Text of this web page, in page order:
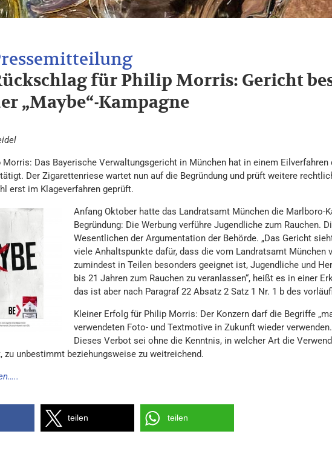
für Philip Morris: Gericht
„Maybe“-Kampagne
Das Bayerische Verwaltungsgericht in München hat in einem Eilverfahren
Der Zigarettenriese wartet nun auf die Begründung und prüft weitere
erst im Klageverfahren geprüft.
Anfang Oktober hatte das Landratsamt München die Marlboro-
Begründung: Die Werbung verführe Jugendliche zum Rauchen.
Wesentlichen der Argumentation der Behörde. „Das Gericht
viele Anhaltspunkte dafür, dass die vom Landratsamt München
zumindest in Teilen besonders geeignet ist, Jugendliche und
bis 21 Jahren zum Rauchen zu veranlassen“, heißt es in einer
das ist aber nach Paragraf 22 Absatz 2 Satz 1 Nr. 1 b des
Kleiner Erfolg für Philip Morris: Der Konzern darf die Begriffe
verwendeten Foto- und Textmotive in Zukunft wieder
Dieses Verbot sei ohne die Kenntnis, in welcher Art die
zu unbestimmt beziehungsweise zu weitreichend.
teilen teilen